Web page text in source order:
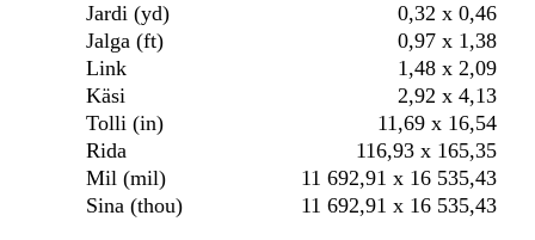
Jardi (yd)
0,32 x 0,46
Jalga (ft)
0,97 x 1,38
Link
1,48 x 2,09
Käsi
2,92 x 4,13
Tolli (in)
11,69 x 16,54
Rida
116,93 x 165,35
Mil (mil)
11 692,91 x 16 535,43
Sina (thou)
11 692,91 x 16 535,43